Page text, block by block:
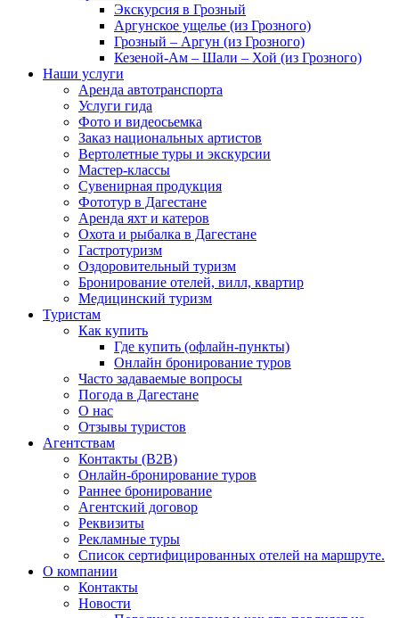
Экскурсия в Грозный
Аргунское ущелье (из Грозного)
Грозный – Аргун (из Грозного)
Кезеной-Ам – Шали – Хой (из Грозного)
Наши услуги
Аренда автотранспорта
Услуги гида
Фото и видеосьемка
Заказ национальных артистов
Вертолетные туры и экскурсии
Мастер-классы
Сувенирная продукция
Фототур в Дагестане
Аренда яхт и катеров
Охота и рыбалка в Дагестане
Гастротуризм
Оздоровительный туризм
Бронирование отелей, вилл, квартир
Медицинский туризм
Туристам
Как купить
Где купить (офлайн-пункты)
Онлайн бронирование туров
Часто задаваемые вопросы
Погода в Дагестане
О нас
Отзывы туристов
Агентствам
Контакты (B2B)
Онлайн-бронирование туров
Раннее бронирование
Агентский договор
Реквизиты
Рекламные туры
Список сертифицированных отелей на маршруте.
О компании
Контакты
Новости